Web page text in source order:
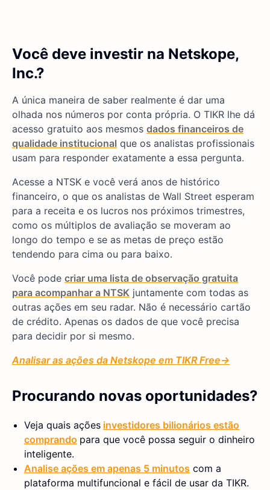
Você deve investir na Netskope,
Inc.?
A única maneira de saber realmente é dar uma
olhada nos números por conta própria. O TIKR lhe dá
acesso gratuito aos mesmos dados financeiros de
qualidade institucional que os analistas profissionais
usam para responder exatamente a essa pergunta.
Acesse a NTSK e você verá anos de histórico
financeiro, o que os analistas de Wall Street esperam
para a receita e os lucros nos próximos trimestres,
como os múltiplos de avaliação se moveram ao
longo do tempo e se as metas de preço estão
tendendo para cima ou para baixo.
Você pode criar uma lista de observação gratuita
para acompanhar a NTSK juntamente com todas as
outras ações em seu radar. Não é necessário cartão
de crédito. Apenas os dados de que você precisa
para decidir por si mesmo.
Analisar as ações da Netskope em TIKRFree→
Procurando novas oportunidades?
Veja quais ações investidores bilionários estão
comprando para que você possa seguir o dinheiro
inteligente.
Analise ações em apenas 5 minutos com a
plataforma multifuncional e fácil de usar da TIKR.